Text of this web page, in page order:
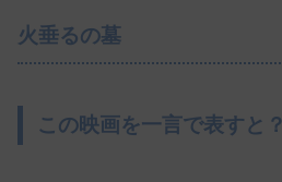
火垂るの墓
この映画を一言で表すと？